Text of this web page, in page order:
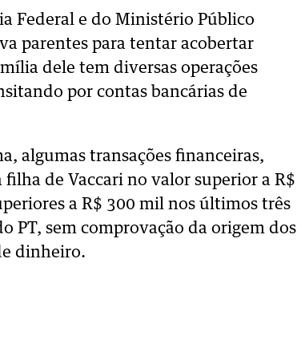
Federal e do Ministério Público
parentes para tentar acobertar
dele tem diversas operações
por contas bancárias de
algumas transações financeiras,
de Vaccari no valor superior a R$
a R$ 300 mil nos últimos três
PT, sem comprovação da origem dos
dinheiro.